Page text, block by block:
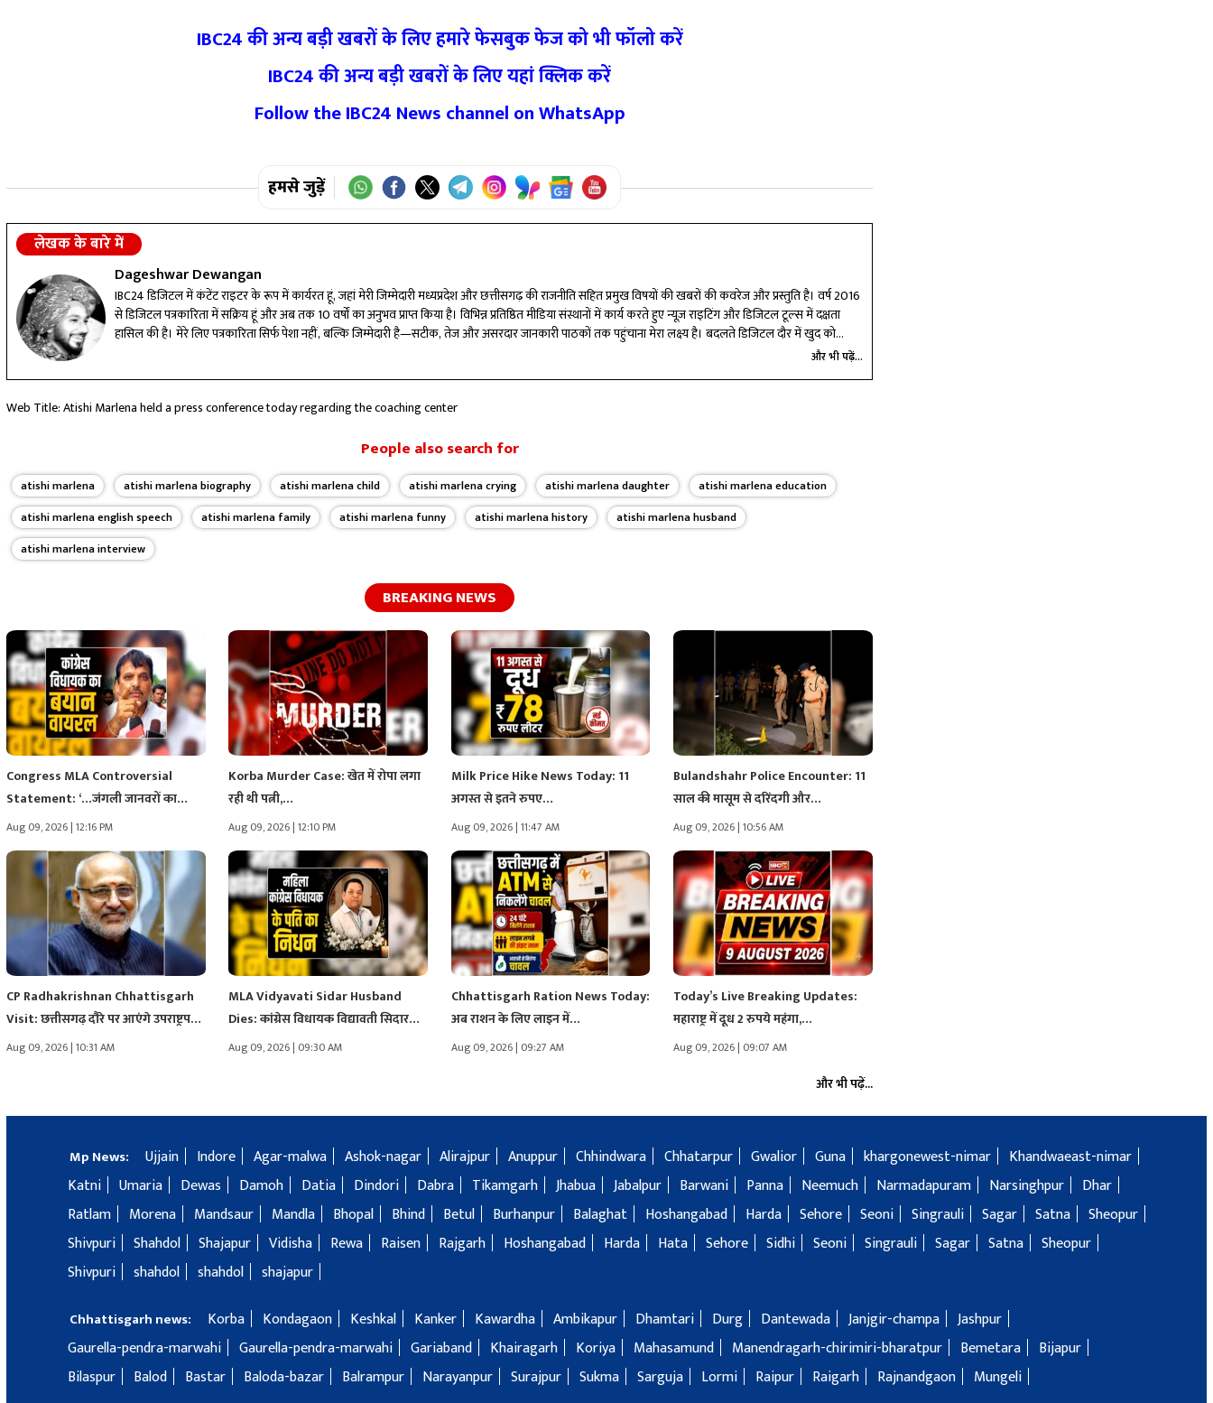
IBC24 की अन्य बड़ी खबरों के लिए हमारे फेसबुक फेज को भी फॉलो करें
IBC24 की अन्य बड़ी खबरों के लिए यहां क्लिक करें
Follow the IBC24 News channel on WhatsApp
हमसे जुड़ें
लेखक के बारे में
Dageshwar Dewangan
IBC24 डिजिटल में कंटेंट राइटर के रूप में कार्यरत हूं, जहां मेरी जिम्मेदारी मध्यप्रदेश और छत्तीसगढ़ की राजनीति सहित प्रमुख विषयों की खबरों की कवरेज और प्रस्तुति है। वर्ष 2016
से डिजिटल पत्रकारिता में सक्रिय हूं और अब तक 10 वर्षों का अनुभव प्राप्त किया है। विभिन्न प्रतिष्ठित मीडिया संस्थानों में कार्य करते हुए न्यूज़ राइटिंग और डिजिटल टूल्स में दक्षता
हासिल की है। मेरे लिए पत्रकारिता सिर्फ पेशा नहीं, बल्कि जिम्मेदारी है—सटीक, तेज और असरदार जानकारी पाठकों तक पहुंचाना मेरा लक्ष्य है। बदलते डिजिटल दौर में खुद को
और भी पढ़ें...
Web Title: Atishi Marlena held a press conference today regarding the coaching center
People also search for
atishi marlena atishi marlena biography atishi marlena child atishi marlena crying atishi marlena daughter
atishi marlena education
atishi marlena english speech
atishi marlena family atishi marlena funny atishi marlena history
atishi marlena husband
atishi marlena interview
BREAKING NEWS
Congress MLA Controversial
Statement: ‘…जंगली जानवरों का
शिकार करेंगे…मैं सबसे…
Aug 09, 2026 | 12:16 PM
Korba Murder Case: खेत में रोपा लगा
रही थी पत्नी,…
Aug 09, 2026 | 12:10 PM
Milk Price Hike News Today: 11
अगस्त से इतने रुपए…
Aug 09, 2026 | 11:47 AM
Bulandshahr Police Encounter: 11
साल की मासूम से दरिंदगी और…
Aug 09, 2026 | 10:56 AM
CP Radhakrishnan Chhattisgarh
Visit: छत्तीसगढ़ दौरे पर आएंगे उपराष्ट्रपति
सीपी…
Aug 09, 2026 | 10:31 AM
MLA Vidyavati Sidar Husband
Dies: कांग्रेस विधायक विद्यावती सिदार
के…
Aug 09, 2026 | 09:30 AM
Chhattisgarh Ration News Today:
अब राशन के लिए लाइन में…
Aug 09, 2026 | 09:27 AM
Today’s Live Breaking Updates:
महाराष्ट्र में दूध 2 रुपये महंगा,…
Aug 09, 2026 | 09:07 AM
और भी पढ़ें...
Mp News: Ujjain Indore Agar-malwa Ashok-nagar Alirajpur Anuppur Chhindwara Chhatarpur Gwalior Guna khargonewest-nimar
Khandwaeast-nimar
Katni
Umaria Dewas Damoh Datia Dindori Dabra Tikamgarh Jhabua Jabalpur Barwani Panna Neemuch Narmadapuram Narsinghpur
Dhar
Ratlam
Morena Mandsaur Mandla Bhopal Bhind Betul Burhanpur Balaghat Hoshangabad Harda Sehore Seoni Singrauli Sagar Satna
Sheopur
Shivpuri
Shahdol Shajapur Vidisha Rewa Raisen Rajgarh Hoshangabad Harda Hata Sehore Sidhi Seoni Singrauli Sagar Satna
Sheopur
Shivpuri
shahdol shahdol shajapur
Chhattisgarh news: Korba Kondagaon Keshkal Kanker Kawardha Ambikapur Dhamtari Durg Dantewada Janjgir-champa
Jashpur
Gaurella-pendra-marwahi
Gaurella-pendra-marwahi Gariaband Khairagarh Koriya Mahasamund Manendragarh-chirimiri-bharatpur Bemetara
Bijapur
Bilaspur
Balod Bastar Baloda-bazar Balrampur Narayanpur Surajpur Sukma Sarguja Lormi Raipur Raigarh Rajnandgaon Mungeli